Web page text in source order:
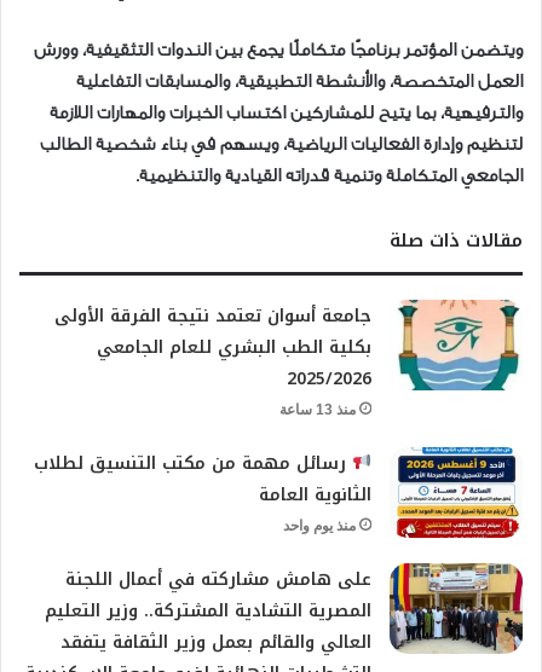
ويتضمن المؤتمر برنامجًا متكاملًا يجمع بين الندوات التثقيفية، وورش
العمل المتخصصة، والأنشطة التطبيقية، والمسابقات التفاعلية
والترفيهية، بما يتيح للمشاركين اكتساب الخبرات والمهارات اللازمة
لتنظيم وإدارة الفعاليات الرياضية، ويسهم في بناء شخصية الطالب
الجامعي المتكاملة وتنمية قدراته القيادية والتنظيمية.
مقالات ذات صلة
جامعة أسوان تعتمد نتيجة الفرقة الأولى
بكلية الطب البشري للعام الجامعي
2025/2026
منذ 13 ساعة
رسائل مهمة من مكتب التنسيق لطلاب
الثانوية العامة
منذ يوم واحد
على هامش مشاركته في أعمال اللجنة
المصرية التشادية المشتركة.. وزير التعليم
العالي والقائم بعمل وزير الثقافة يتفقد